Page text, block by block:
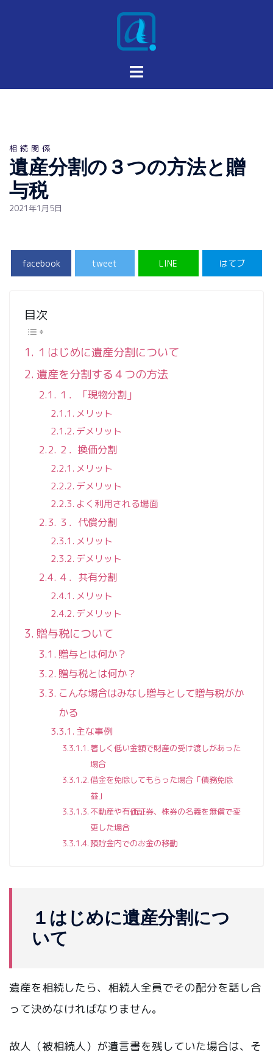
相続関係
遺産分割の３つの方法と贈
与税
2021年1月5日
facebook tweet LINE はてブ
目次
１はじめに遺産分割について
遺産を分割する４つの方法
１．「現物分割」
メリット
デメリット
２．換価分割
メリット
デメリット
よく利用される場面
３．代償分割
メリット
デメリット
４．共有分割
メリット
デメリット
贈与税について
贈与とは何か？
贈与税とは何か？
こんな場合はみなし贈与として贈与税がか
かる
主な事例
著しく低い金額で財産の受け渡しがあった
場合
借金を免除してもらった場合「債務免除
益」
不動産や有価証券、株券の名義を無償で変
更した場合
預貯金内でのお金の移動
１はじめに遺産分割につ
いて
遺産を相続したら、相続人全員でその配分を話し合
って決めなければなりません。
故人（被相続人）が遺言書を残していた場合は、そ